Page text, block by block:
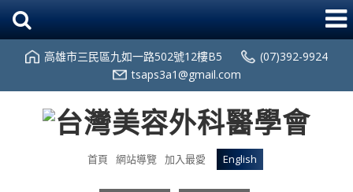
高雄市三民區九如一路502號12樓B5
(07)392-9924
tsaps3a1@gmail.com
首頁 網站導覽 加入最愛 English